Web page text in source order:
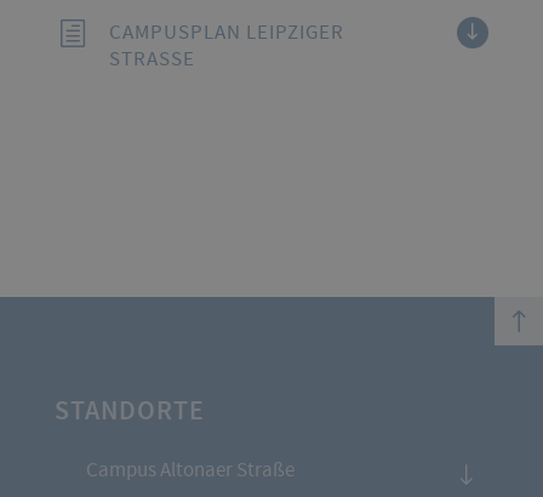
CAMPUSPLAN LEIPZIGER
STRASSE
top
STANDORTE
Campus Altonaer Straße